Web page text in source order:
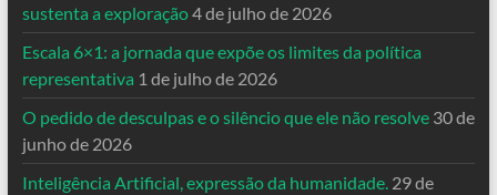
sustenta a exploração4 de julho de 2026
Escala 6×1: a jornada que expõe os limites da política
representativa 1 de julho de 2026
O pedido de desculpas e o silêncio que ele não resolve 30 de
junho de 2026
Inteligência Artificial, expressão da humanidade. 29 de